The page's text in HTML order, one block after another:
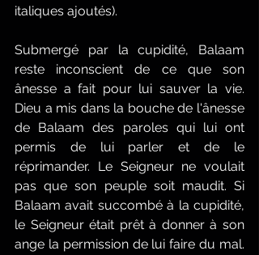
italiques ajoutés).
Submergé par la cupidité, Balaam
reste inconscient de ce que son
ânesse a fait pour lui sauver la vie.
Dieu a mis dans la bouche de l'ânesse
de Balaam des paroles qui lui ont
permis de lui parler et de le
réprimander. Le Seigneur ne voulait
pas que son peuple soit maudit. Si
Balaam avait succombé à la cupidité,
le Seigneur était prêt à donner à son
ange la permission de lui faire du mal.